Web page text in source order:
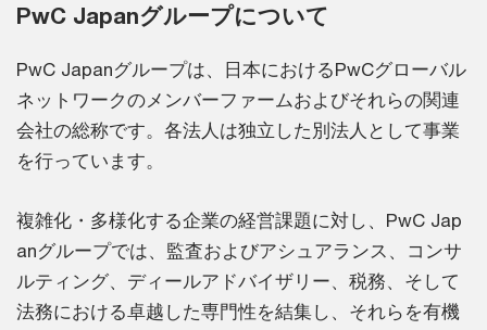
PwC Japanグループについて
PwC Japanグループは、日本におけるPwCグローバル
ネットワークのメンバーファームおよびそれらの関連
会社の総称です。各法人は独立した別法人として事業
を行っています。
複雑化・多様化する企業の経営課題に対し、PwC Jap
anグループでは、監査およびアシュアランス、コンサ
ルティング、ディールアドバイザリー、税務、そして
法務における卓越した専門性を結集し、それらを有機